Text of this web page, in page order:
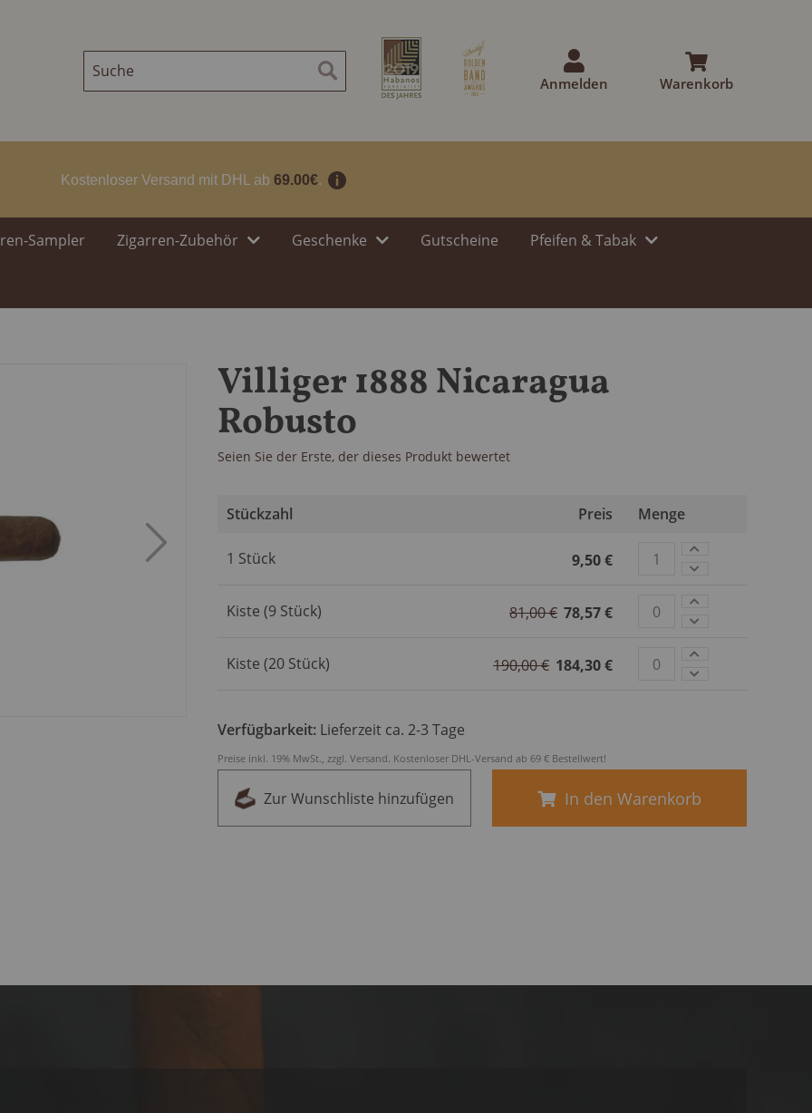
Warenkorb
Suche
Anmelden
Kostenloser Versand mit DHL ab 69.00€.
Sampler Zigarren-Zubehör Geschenke Gutscheine Pfeifen & Tabak
Villiger 1888 Nicaragua
Robusto
Seien Sie der Erste, der dieses Produkt bewertet
für
Produkt
Stückzahl Preis Menge
1 Stück 9,50 €
Kiste (9 Stück) 78,57 €
81,00 €
Kiste (20 Stück) 184,30 €
190,00 €
Verfügbarkeit: Lieferzeit ca. 2-3 Tage
Preise inkl. 19% MwSt., zzgl. Versand. Kostenloser DHL-Versand ab 69 € Bestellwert!
Zur Wunschliste hinzufügen In den Warenkorb